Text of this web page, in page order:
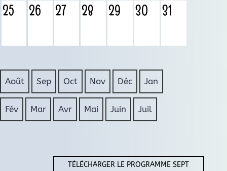
25 26 27 28 29 30 31
Août Sep Oct Nov Déc Jan
Fév Mar Avr Mai Juin Juil
TÉLÉCHARGER LE PROGRAMME SEPT